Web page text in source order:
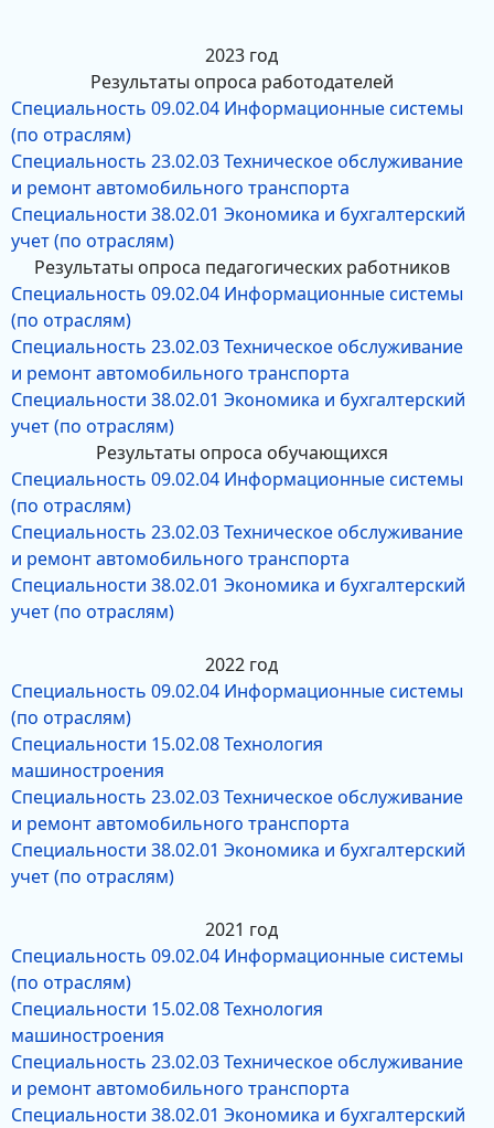
2023 год
Результаты опроса работодателей
Специальность 09.02.04 Информационные системы
(по отраслям)
Специальность 23.02.03 Техническое обслуживание
и ремонт автомобильного транспорта
Специальности 38.02.01 Экономика и бухгалтерский
учет (по отраслям)
Результаты опроса педагогических работников
Специальность 09.02.04 Информационные системы
(по отраслям)
Специальность 23.02.03 Техническое обслуживание
и ремонт автомобильного транспорта
Специальности 38.02.01 Экономика и бухгалтерский
учет (по отраслям)
Результаты опроса обучающихся
Специальность 09.02.04 Информационные системы
(по отраслям)
Специальность 23.02.03 Техническое обслуживание
и ремонт автомобильного транспорта
Специальности 38.02.01 Экономика и бухгалтерский
учет (по отраслям)
2022 год
Специальность 09.02.04 Информационные системы
(по отраслям)
Специальности 15.02.08 Технология
машиностроения
Специальность 23.02.03 Техническое обслуживание
и ремонт автомобильного транспорта
Специальности 38.02.01 Экономика и бухгалтерский
учет (по отраслям)
2021 год
Специальность 09.02.04 Информационные системы
(по отраслям)
Специальности 15.02.08 Технология
машиностроения
Специальность 23.02.03 Техническое обслуживание
и ремонт автомобильного транспорта
Специальности 38.02.01 Экономика и бухгалтерский